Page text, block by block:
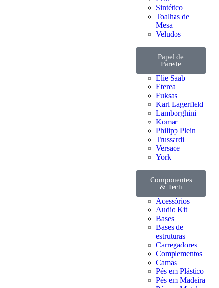
Sintético
Toalhas de
Mesa
Veludos
Papel de
Parede
Elie Saab
Eterea
Fuksas
Karl Lagerfield
Lamborghini
Komar
Philipp Plein
Trussardi
Versace
York
Componentes
& Tech
Acessórios
Audio Kit
Bases
Bases de
estruturas
Carregadores
Complementos
Camas
Pés em Plástico
Pés em Madeira